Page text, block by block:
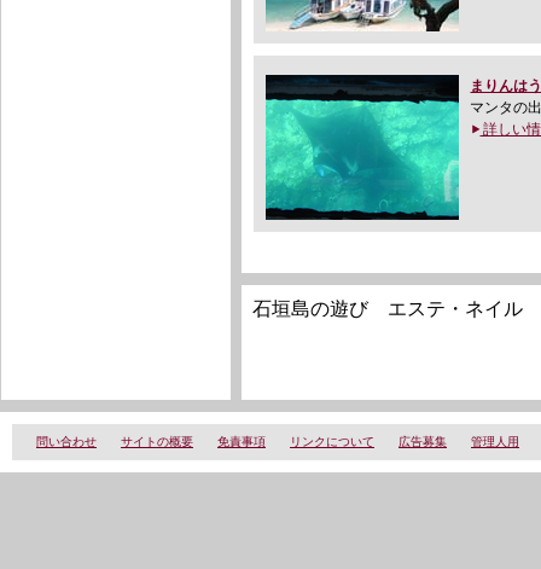
まりんは
マンタの
詳しい
石垣島の遊び エステ・ネイル
問い合わせ サイトの概要 免責事項 リンクについて 広告募集 管理人用